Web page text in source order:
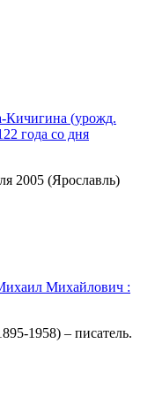
Кичигина (урожд.
года со дня
2005 (Ярославль)
Михайлович :
1958) – писатель.